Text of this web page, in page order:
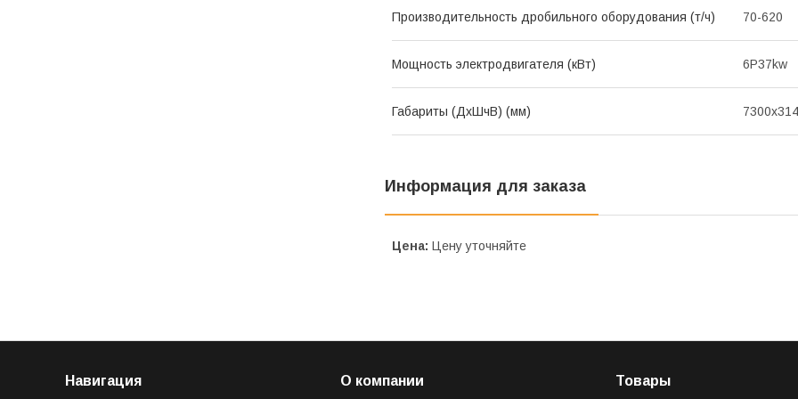
Производительность дробильного оборудования (т/ч) 70-620
Мощность электродвигателя (кВт) 6P37kw
Габариты (ДхШчВ) (мм)
Информация для заказа
Цена: Цену уточняйте
Навигация О компании Товары